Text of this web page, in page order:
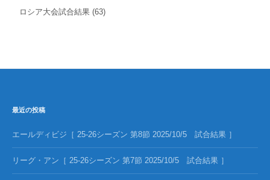
ロシア大会試合結果 (63)
最近の投稿
エールディビジ［ 25-26シーズン 第8節 2025/10/5 試合結果 ］
リーグ・アン［ 25-26シーズン 第7節 2025/10/5 試合結果 ］